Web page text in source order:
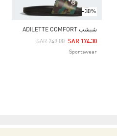
-30%
شبشب ADILETTE COMFORT
Price Reduced From
SAR 249.00
To SAR 174.30
Sportswear